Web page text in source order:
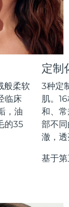
般柔软
临床
，油
的35
定制
3种定
肌。
和、
部不
澈，
基于
Gel
device
.
Set
PAP gel
Gel
达日期8/12/26
送达日期 8/8/26
8/9/26
送达日期 8/8/26
送达日期 8/9/26
8/6/26
8/8/26